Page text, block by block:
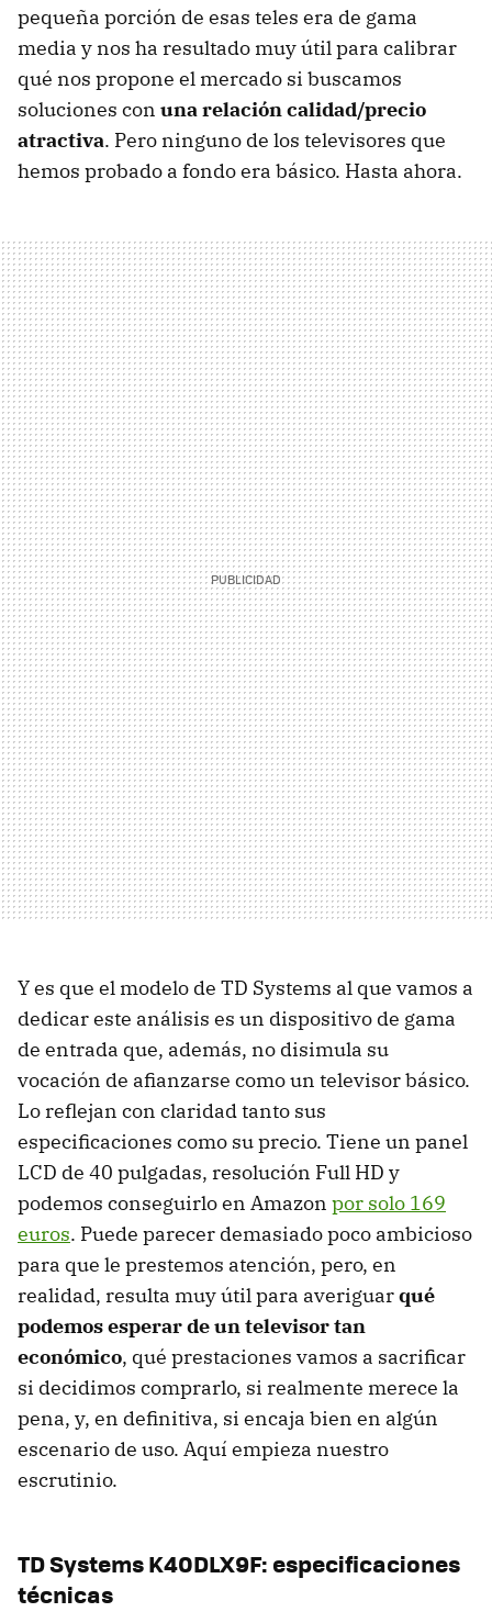
pequeña porción de esas teles era de gama
media y nos ha resultado muy útil para calibrar
qué nos propone el mercado si buscamos
soluciones con una relación calidad/precio
atractiva. Pero ninguno de los televisores que
hemos probado a fondo era básico. Hasta ahora.
Y es que el modelo de TD Systems al que vamos a
dedicar este análisis es un dispositivo de gama
de entrada que, además, no disimula su
vocación de afianzarse como un televisor básico.
Lo reflejan con claridad tanto sus
especificaciones como su precio. Tiene un panel
LCD de 40 pulgadas, resolución Full HD y
podemos conseguirlo en Amazon por solo 169
euros. Puede parecer demasiado poco ambicioso
para que le prestemos atención, pero, en
realidad, resulta muy útil para averiguarqué
podemos esperar de un televisor tan
económico, qué prestaciones vamos a sacrificar
si decidimos comprarlo, si realmente merece la
pena, y, en definitiva, si encaja bien en algún
escenario de uso. Aquí empieza nuestro
escrutinio.
TD Systems K40DLX9F: especificaciones
técnicas